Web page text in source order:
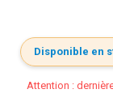
Disponible en
Attention :